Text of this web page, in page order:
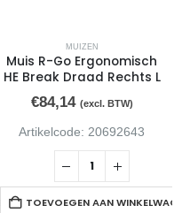
MUIZEN
Muis R-Go Ergonomisch
HE Break Draad Rechts L
€84,14 (excl. BTW)
Artikelcode: 20692643
TOEVOEGEN AAN